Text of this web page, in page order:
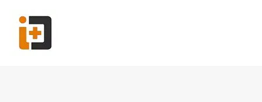
contenido